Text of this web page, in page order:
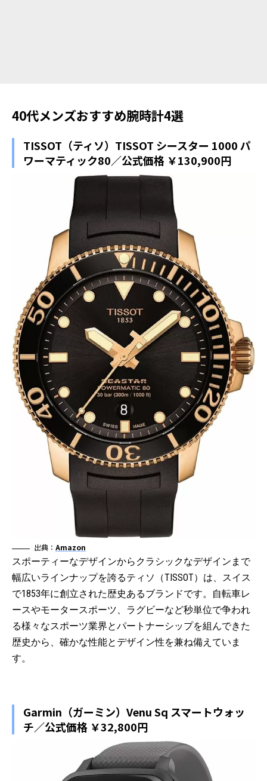
40代メンズおすすめ腕時計4選
TISSOT（ティソ）TISSOT シースター 1000 パ
ワーマティック80／公式価格 ￥130,900円
出典： Amazon
スポーティーなデザインからクラシックなデザインまで
幅広いラインナップを誇るティソ（TISSOT）は、スイス
で1853年に創立された歴史あるブランドです。自転車レ
ースやモータースポーツ、ラグビーなど秒単位で争われ
る様々なスポーツ業界とパートナーシップを組んできた
歴史から、確かな性能とデザイン性を兼ね備えていま
す。
Garmin（ガーミン）Venu Sq スマートウォッ
チ／公式価格 ￥32,800円